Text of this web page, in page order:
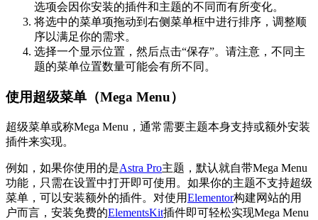
选项会因你安装的插件和主题的不同而有所变化。
将选中的菜单项拖动到右侧菜单框中进行排序，调整顺
序以满足你的需求。
选择一个显示位置，然后点击“保存”。请注意，不同主
题的菜单位置数量可能会有所不同。
使用超级菜单（Mega Menu）
超级菜单或称Mega Menu，通常需要主题本身支持或额外安装
插件来实现。
例如，如果你使用的是Astra Pro主题，默认就自带Mega Menu
功能，只需在设置中打开即可使用。如果你的主题不支持超级
菜单，可以安装额外的插件。对使用Elementor构建网站的用
户而言，安装免费的ElementsKit插件即可轻松实现Mega Menu